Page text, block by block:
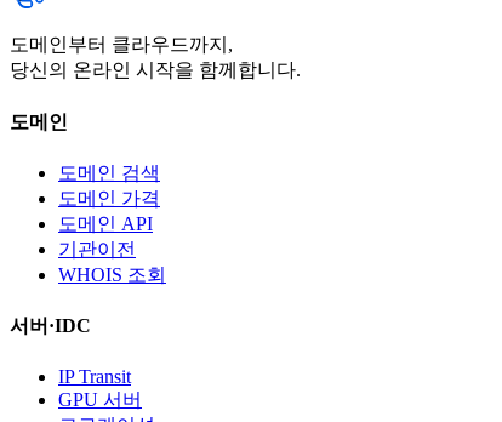
도메인부터 클라우드까지,
당신의 온라인 시작을 함께합니다.
도메인
도메인 검색
도메인 가격
도메인 API
기관이전
WHOIS 조회
서버·IDC
IP Transit
GPU 서버